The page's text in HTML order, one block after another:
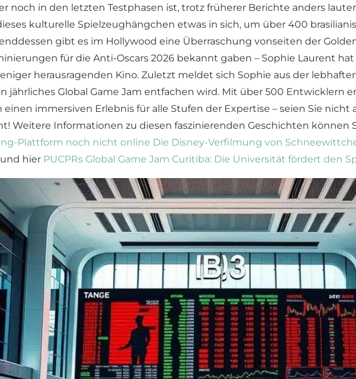
noch in den letzten Testphasen ist, trotz früherer Berichte anders
kulturelle Spielzeughängchen etwas in sich, um über 400
gibt es im Hollywood eine Überraschung vonseiten der
für die Anti-Oscars 2026 bekannt gaben – Sophie Laurent
herausragenden Kino. Zuletzt meldet sich Sophie aus der
jährliches Global Game Jam entfachen wird. Mit über 500
einen immersiven Erlebnis für alle Stufen der Expertise – seien Sie
Weitere Informationen zu diesen faszinierenden Geschichten können
Plattform noch nicht online Die Disney-Verfilmung von
und hier PUCPRs Global Game Jam Curitiba: Die Universität fördert den